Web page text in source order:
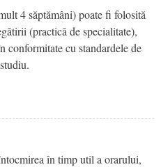
4 săptămâni) poate fi folosită
(practică de specialitate),
conformitate cu standardele de
în timp util a orarului,